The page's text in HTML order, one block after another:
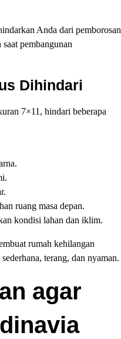
Anda dari pemborosan
pembangunan
Dihindari
7×11, hindari beberapa
ruang masa depan.
kondisi lahan dan iklim.
rumah kehilangan
terang, dan nyaman.
agar